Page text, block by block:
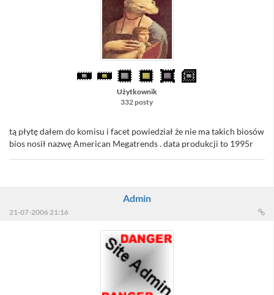
Użytkownik
332 posty
tą płytę dałem do komisu i facet powiedział że nie ma takich biosów
bios nosił nazwę American Megatrends . data produkcji to 1995r
Admin
21-07-2006 21:16